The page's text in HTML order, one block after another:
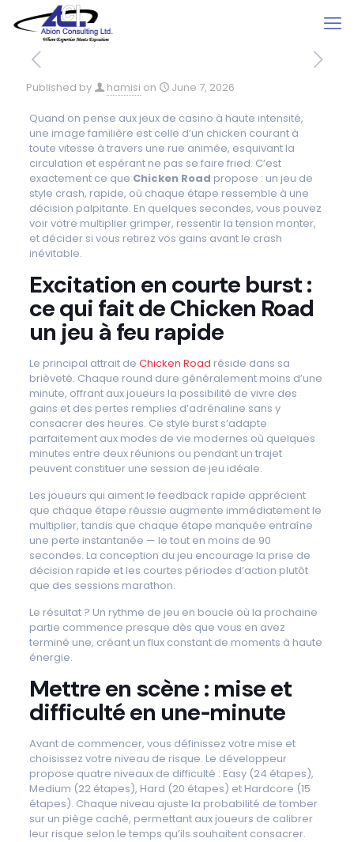
Published by hamisi on June 7, 2026
Quand on pense aux jeux de casino à haute intensité,
une image familière est celle d’un chicken courant à
toute vitesse à travers une rue animée, esquivant la
circulation et espérant ne pas se faire fried. C’est
exactement ce que Chicken Road propose : un jeu de
style crash, rapide, où chaque étape ressemble à une
décision palpitante. En quelques secondes, vous pouvez
voir votre multiplier grimper, ressentir la tension monter,
et décider si vous retirez vos gains avant le crash
inévitable.
Excitation en courte burst :
ce qui fait de Chicken Road
un jeu à feu rapide
Le principal attrait de Chicken Road réside dans sa
brièveté. Chaque round dure généralement moins d’une
minute, offrant aux joueurs la possibilité de vivre des
gains et des pertes remplies d’adrénaline sans y
consacrer des heures. Ce style burst s’adapte
parfaitement aux modes de vie modernes où quelques
minutes entre deux réunions ou pendant un trajet
peuvent constituer une session de jeu idéale.
Les joueurs qui aiment le feedback rapide apprécient
que chaque étape réussie augmente immédiatement le
multiplier, tandis que chaque étape manquée entraîne
une perte instantanée — le tout en moins de 90
secondes. La conception du jeu encourage la prise de
décision rapide et les courtes périodes d’action plutôt
que des sessions marathon.
Le résultat ? Un rythme de jeu en boucle où la prochaine
partie commence presque dès que vous en avez
terminé une, créant un flux constant de moments à haute
énergie.
Mettre en scène : mise et
difficulté en une‑minute
Avant de commencer, vous définissez votre mise et
choisissez votre niveau de risque. Le développeur
propose quatre niveaux de difficulté : Easy (24 étapes),
Medium (22 étapes), Hard (20 étapes) et Hardcore (15
étapes). Chaque niveau ajuste la probabilité de tomber
sur un piège caché, permettant aux joueurs de calibrer
leur risque selon le temps qu’ils souhaitent consacrer.